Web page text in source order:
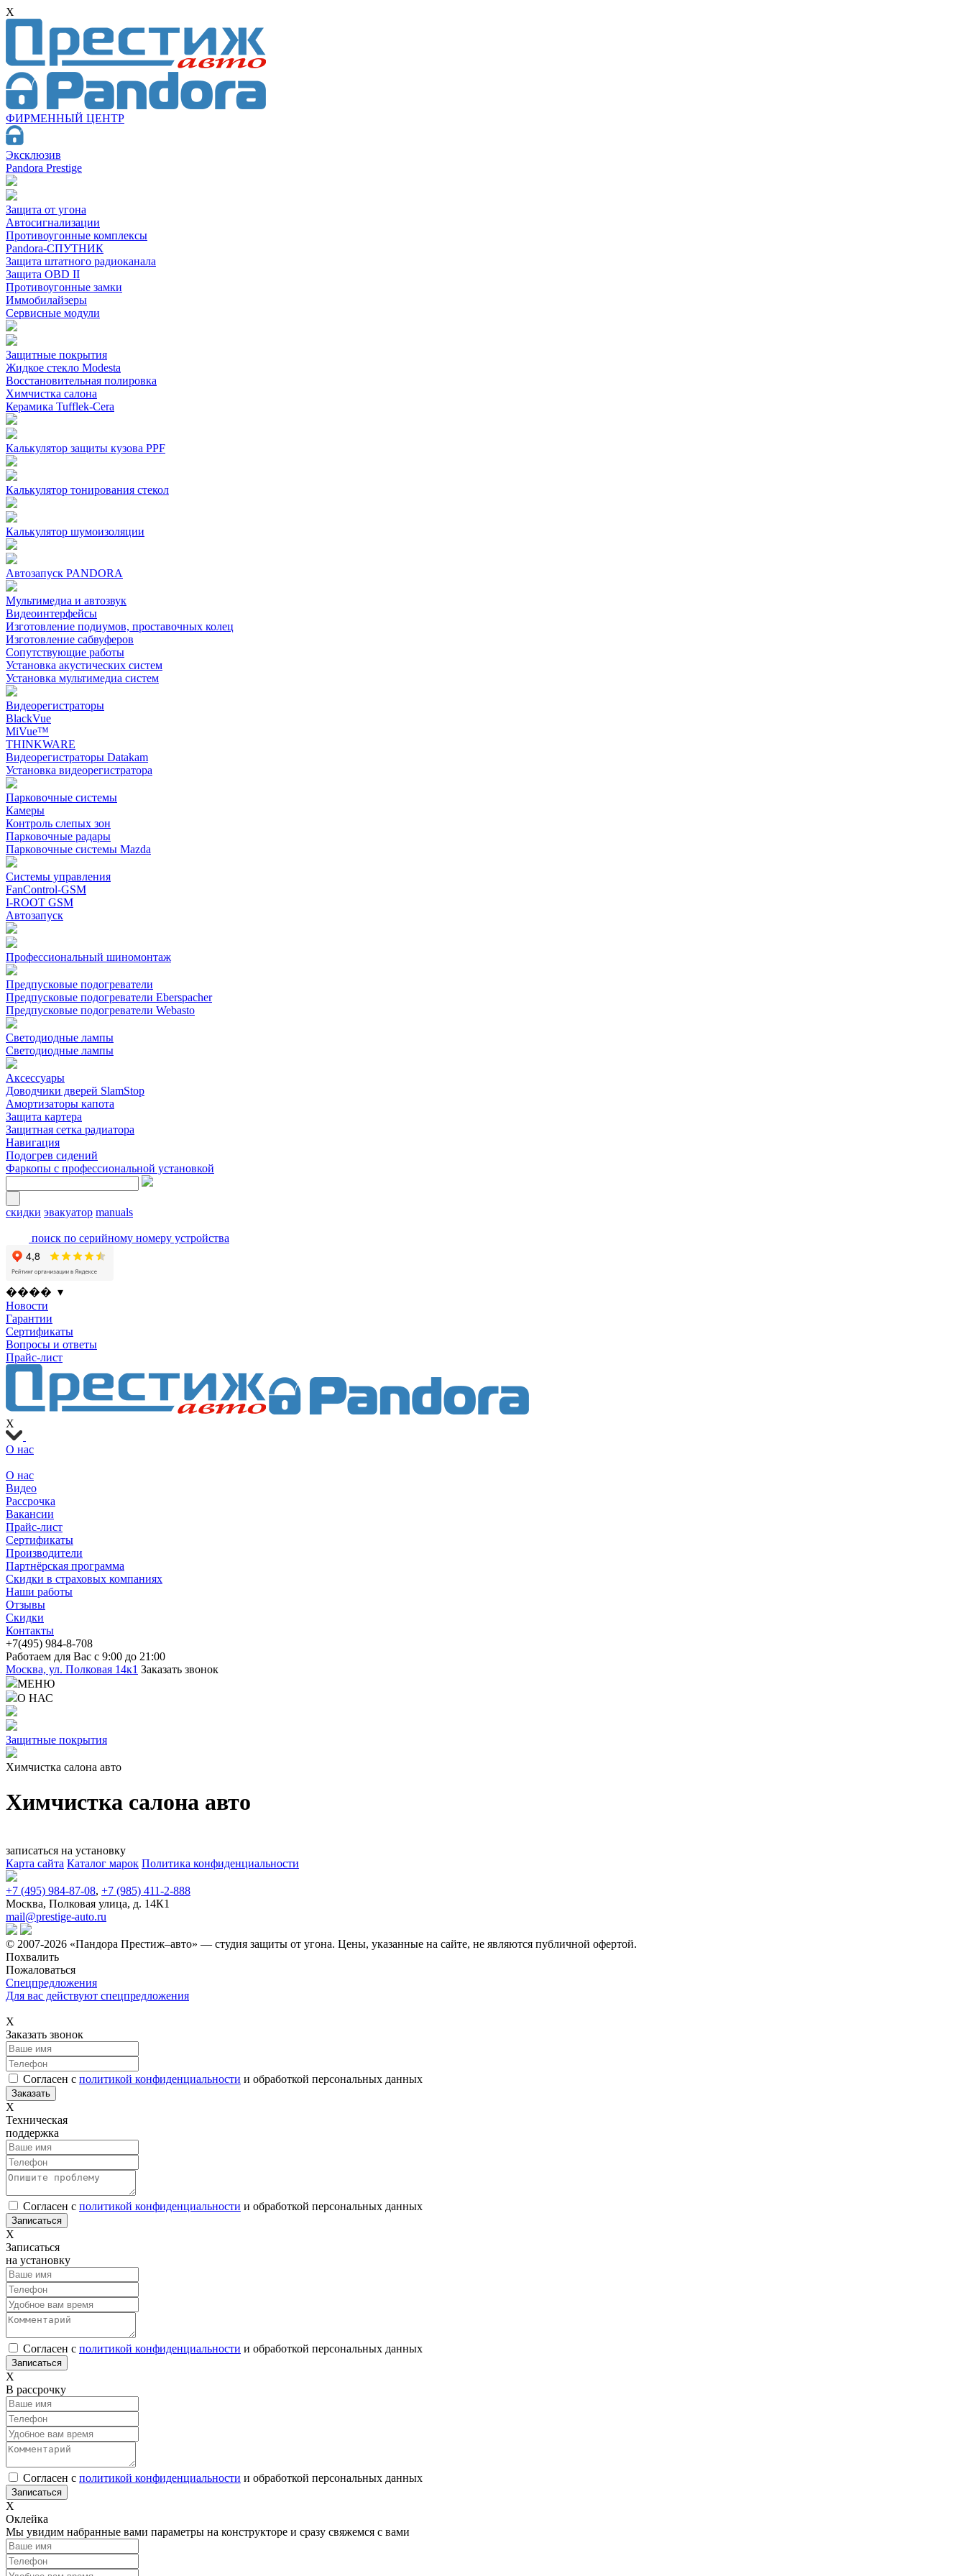
X
ФИРМЕННЫЙ ЦЕНТР
Эксклюзив
Pandora Prestige
Защита от угона
Автосигнализации
Противоугонные комплексы
Pandora-СПУТНИК
Защита штатного радиоканала
Защита OBD II
Противоугонные замки
Иммобилайзеры
Сервисные модули
Защитные покрытия
Жидкое стекло Modesta
Восстановительная полировка
Химчистка салона
Керамика Tufflek-Cera
Калькулятор защиты кузова PPF
Калькулятор тонирования стекол
Калькулятор шумоизоляции
Автозапуск PANDORA
Мультимедиа и автозвук
Видеоинтерфейсы
Изготовление подиумов, проставочных колец
Изготовление сабвуферов
Сопутствующие работы
Установка акустических систем
Установка мультимедиа систем
Видеорегистраторы
BlackVue
MiVue™
THINKWARE
Видеорегистраторы Datakam
Установка видеорегистратора
Парковочные системы
Камеры
Контроль слепых зон
Парковочные радары
Парковочные системы Mazda
Системы управления
FanControl-GSM
I-ROOT GSM
Автозапуск
Профессиональный шиномонтаж
Предпусковые подогреватели
Предпусковые подогреватели Eberspacher
Предпусковые подогреватели Webasto
Светодиодные лампы
Светодиодные лампы
Аксессуары
Доводчики дверей SlamStop
Амортизаторы капота
Защита картера
Защитная сетка радиатора
Навигация
Подогрев сидений
Фаркопы с профессиональной установкой
скидки эвакуатор manuals
поиск по серийному номеру устройства
���� ▾
Новости
Гарантии
Сертификаты
Вопросы и ответы
Прайс-лист
X
О нас
О нас
Видео
Рассрочка
Вакансии
Прайс-лист
Сертификаты
Производители
Партнёрская программа
Скидки в страховых компаниях
Наши работы
Отзывы
Скидки
Контакты
+7(495) 984-8-708
Работаем для Вас с 9:00 до 21:00
Москва, ул. Полковая 14к1 Заказать звонок
МЕНЮ
О НАС
Защитные покрытия
Химчистка салона авто
Химчистка салона авто
записаться на установку
Карта сайта Каталог марок Политика конфиденциальности
+7 (495) 984-87-08, +7 (985) 411-2-888
Москва, Полковая улица, д. 14К1
mail@prestige-auto.ru
© 2007-2026 «Пандора Престиж–авто» — студия защиты от угона. Цены, указанные на сайте, не являются публичной офертой.
Похвалить
Пожаловаться
Спецпредложения
Для вас действуют спецпредложения
Х
Заказать звонок
Согласен с политикой конфиденциальности и обработкой персональных данных
Х
Техническая
поддержка
Согласен с политикой конфиденциальности и обработкой персональных данных
Х
Записаться
на установку
Согласен с политикой конфиденциальности и обработкой персональных данных
Х
В рассрочку
Согласен с политикой конфиденциальности и обработкой персональных данных
Х
Оклейка
Мы увидим набранные вами параметры на конструкторе и сразу свяжемся с вами